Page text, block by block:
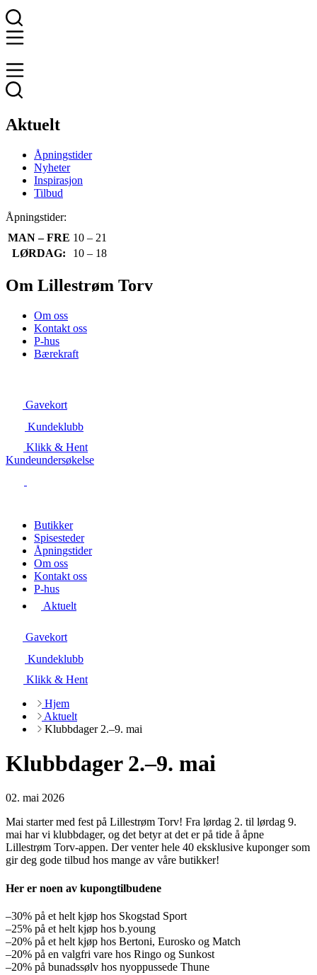
Aktuelt
Åpningstider
Nyheter
Inspirasjon
Tilbud
Åpningstider:
MAN – FRE 10 – 21
LØRDAG:
10 – 18
Om Lillestrøm Torv
Om oss
Kontakt oss
P-hus
Bærekraft
Gavekort
Kundeklubb
Klikk & Hent
Kundeundersøkelse
Butikker
Spisesteder
Åpningstider
Om oss
Kontakt oss
P-hus
Aktuelt
Gavekort
Kundeklubb
Klikk & Hent
Hjem
Aktuelt
Klubbdager 2.–9. mai
Klubbdager 2.–9. mai
02. mai 2026
Mai starter med fest på Lillestrøm Torv! Fra lørdag 2. til lørdag 9.
mai har vi klubbdager, og det betyr at det er på tide å åpne
Lillestrøm Torv-appen. Der venter hele 40 eksklusive kuponger som
gir deg gode tilbud hos mange av våre butikker!
Her er noen av kupongtilbudene
–30% på et helt kjøp hos Skogstad Sport
–25% på et helt kjøp hos b.young
–20% på et helt kjøp hos Bertoni, Eurosko og Match
–20% på en valgfri vare hos Ringo og Sunkost
–20% på bunadssølv hos nyoppussede Thune